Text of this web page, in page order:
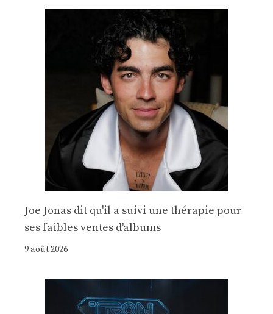
Joe Jonas dit qu'il a suivi une thérapie pour
ses faibles ventes d'albums
9 août 2026